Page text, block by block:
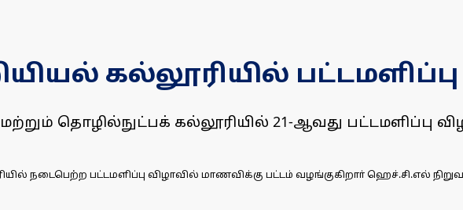
கல்லூரியில் பட்டமளிப்பு
தொழில்நுட்பக் கல்லூரியில் 21-ஆவது பட்டமளிப்பு
நடைபெற்ற பட்டமளிப்பு விழாவில் மாணவிக்கு பட்டம் வழங்குகிறாா் ஹெச்.சி.எல்